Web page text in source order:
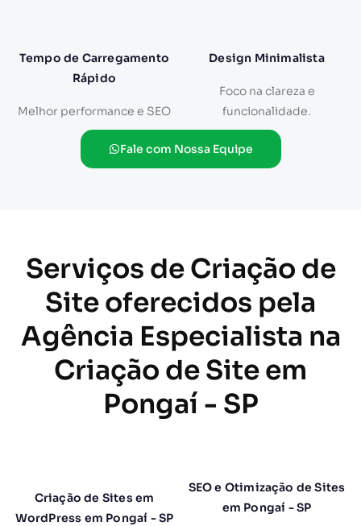
Tempo de Carregamento
Rápido
Melhor performance e SEO
Design Minimalista
Foco na clareza e
funcionalidade.
Fale com Nossa Equipe
Serviços de Criação de
Site oferecidos pela
Agência Especialista na
Criação de Site em
Pongaí - SP
Criação de Sites em
WordPress em Pongaí - SP
SEO e Otimização de Sites
em Pongaí - SP